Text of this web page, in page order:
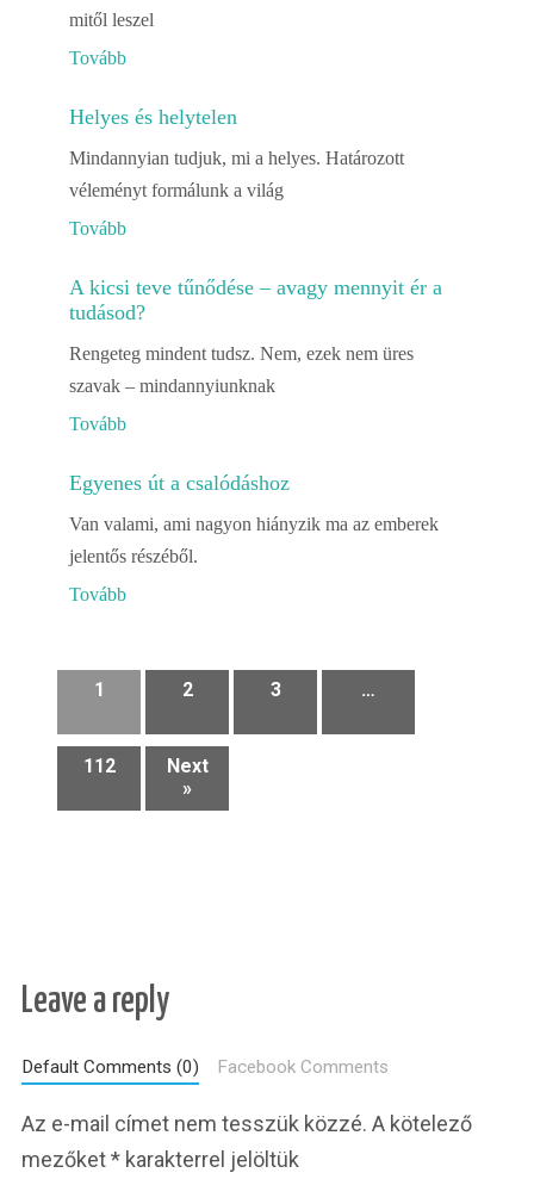
mitől leszel
Tovább
Helyes és helytelen
Mindannyian tudjuk, mi a helyes. Határozott
véleményt formálunk a világ
Tovább
A kicsi teve tűnődése – avagy mennyit ér a
tudásod?
Rengeteg mindent tudsz. Nem, ezek nem üres
szavak – mindannyiunknak
Tovább
Egyenes út a csalódáshoz
Van valami, ami nagyon hiányzik ma az emberek
jelentős részéből.
Tovább
1 2 3 …
112
Next
»
Leave a reply
Default Comments (0) Facebook Comments
Az e-mail címet nem tesszük közzé. A kötelező
mezőket* karakterrel jelöltük